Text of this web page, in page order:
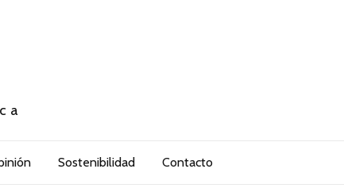
Sostenibilidad Contacto